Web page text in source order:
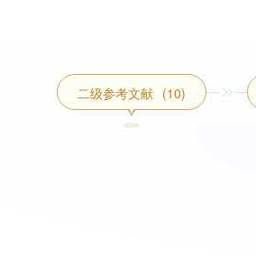
二级参考文献 (10)